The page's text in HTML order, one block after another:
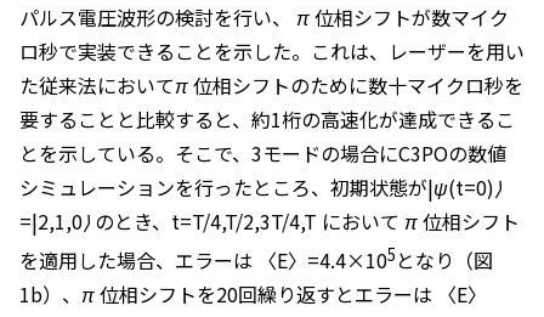
パルス電圧波形の検討を行い、 π位相シフトが数マイク
ロ秒で実装できることを示した。これは、レーザーを用い
た従来法においてπ位相シフトのために数十マイクロ秒を
要することと比較すると、約1桁の高速化が達成できるこ
とを示している。そこで、3モードの場合にC3POの数値
シミュレーションを行ったところ、初期状態が|ψ(t=0)⟩
=|2,1,0⟩ のとき、 t=T/4,T/2,3T/4,T において π位相シフト
を適用した場合、エラーは 〈E〉=4.4×105 となり（図
1b）、 π位相シフトを20回繰り返すとエラーは 〈E〉